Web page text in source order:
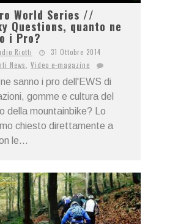
World Series //
Questions, quanto ne
i Pro?
Riotti
31 Ottobre 2014
News
Video e-magazine
sanno i pro dell'EWS di
gomme e cultura del
della mountainbike? Lo
chiesto direttamente a
le...